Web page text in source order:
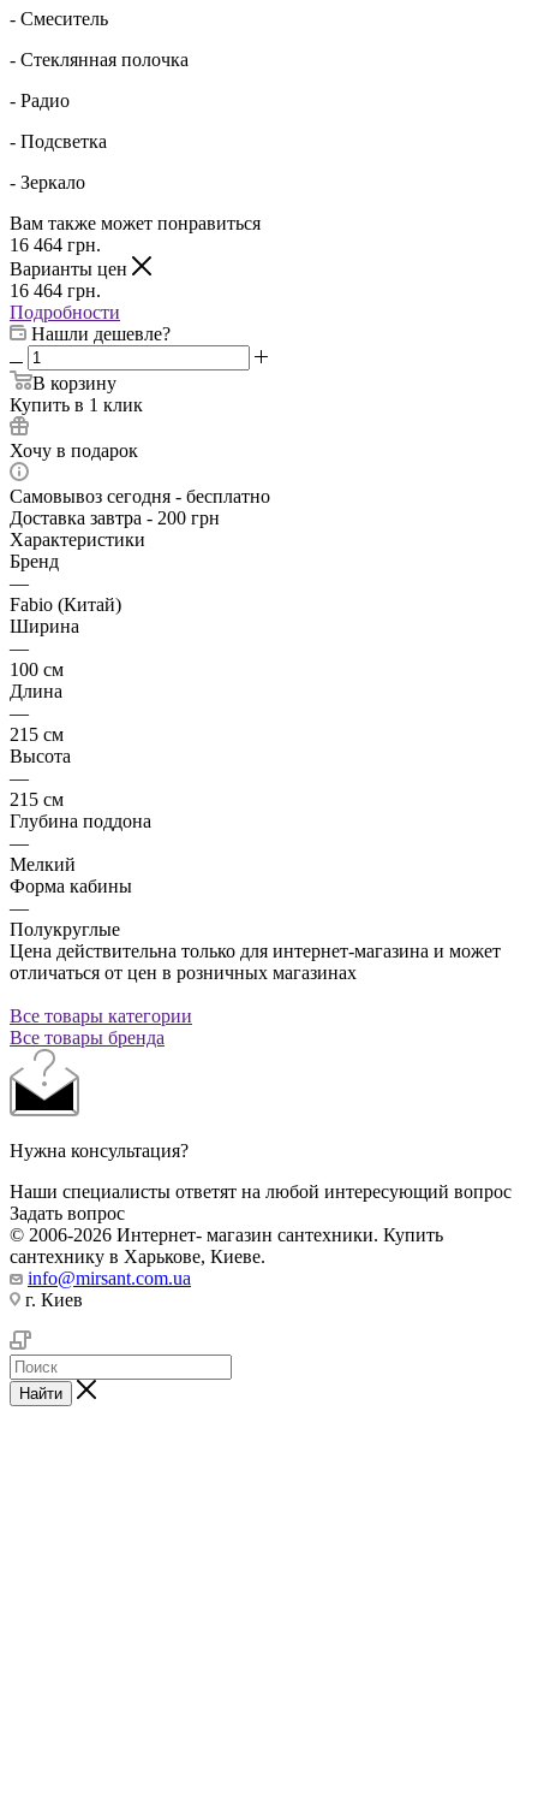
- Смеситель
- Стеклянная полочка
- Радио
- Подсветка
- Зеркало
Вам также может понравиться
16 464 грн.
Варианты цен
16 464 грн.
Подробности
Нашли дешевле?
В корзину
Купить в 1 клик
Хочу в подарок
Самовывоз сегодня - бесплатно
Доставка завтра - 200 грн
Характеристики
Бренд
—
Fabio (Китай)
Ширина
—
100 см
Длина
—
215 см
Высота
—
215 см
Глубина поддона
—
Мелкий
Форма кабины
—
Полукруглые
Цена действительна только для интернет-магазина и может
отличаться от цен в розничных магазинах
Все товары категории
Все товары бренда
Нужна консультация?
Наши специалисты ответят на любой интересующий вопрос
Задать вопрос
© 2006-2026 Интернет- магазин сантехники. Купить
сантехнику в Харькове, Киеве.
info@mirsant.com.ua
г. Киев
Найти